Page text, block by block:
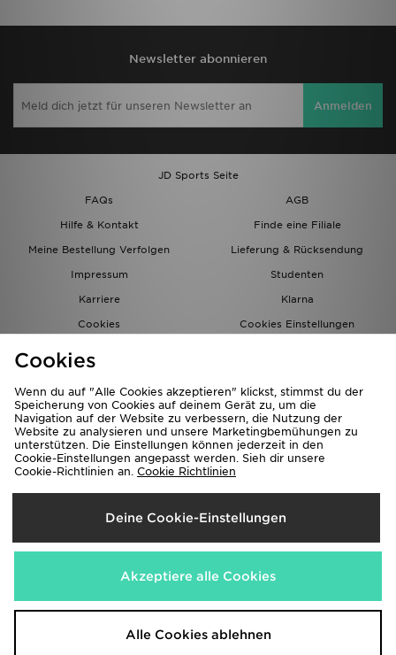
Newsletter abonnieren
Anmelden
JD Sports Seite
FAQs
AGB
Hilfe & Kontakt
Finde eine Filiale
Meine Bestellung Verfolgen
Lieferung & Rücksendung
Impressum
Studenten
Karriere
Klarna
Cookies
Cookies Einstellungen
Lieferung Nach
Deutschland
Wir akzeptieren folgende Zahlungsmethoden
Corporate Website www.jdplc.com
Cookies
Wenn du auf "Alle Cookies akzeptieren" klickst, stimmst du der
Speicherung von Cookies auf deinem Gerät zu, um die
Navigation auf der Website zu verbessern, die Nutzung der
Website zu analysieren und unsere Marketingbemühungen zu
unterstützen. Die Einstellungen können jederzeit in den
Cookie-Einstellungen angepasst werden. Sieh dir unsere
Cookie-Richtlinien an. Cookie Richtlinien
Deine Cookie-Einstellungen
Akzeptiere alle Cookies
Alle Cookies ablehnen